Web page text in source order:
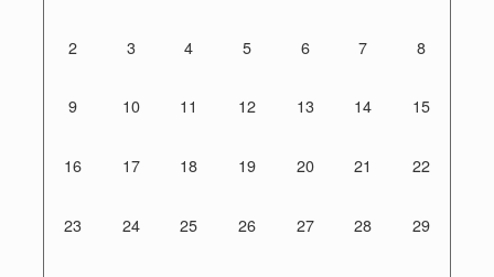
2 3 4 5 6 7 8
9 10 11 12 13 14 15
16 17 18 19 20 21 22
23 24 25 26 27 28 29